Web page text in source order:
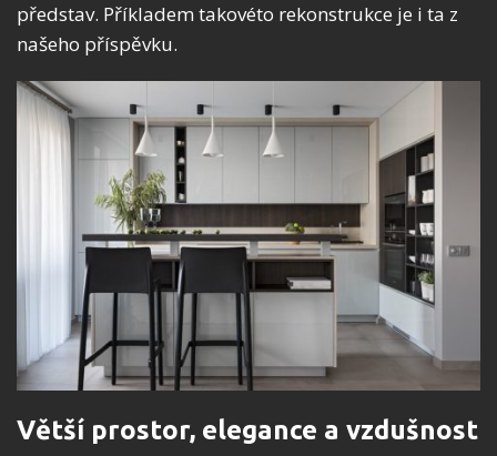
představ. Příkladem takovéto rekonstrukce je i ta z
našeho příspěvku.
Větší prostor, elegance a vzdušnost